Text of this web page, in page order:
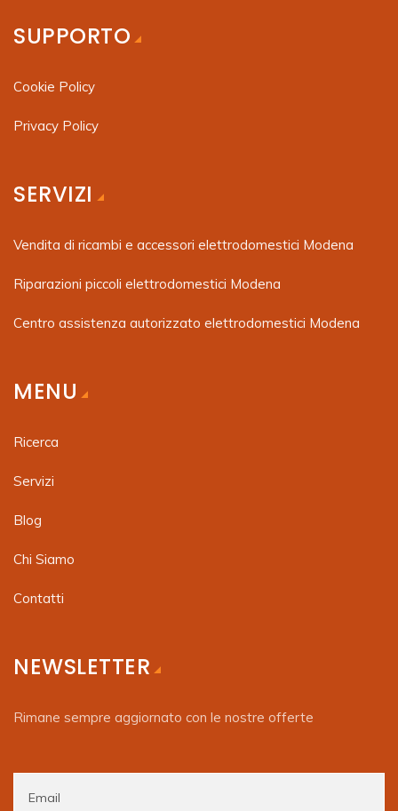
SUPPORTO
Cookie Policy
Privacy Policy
SERVIZI
Vendita di ricambi e accessori elettrodomestici Modena
Riparazioni piccoli elettrodomestici Modena
Centro assistenza autorizzato elettrodomestici Modena
MENU
Ricerca
Servizi
Blog
Chi Siamo
Contatti
NEWSLETTER
Rimane sempre aggiornato con le nostre offerte